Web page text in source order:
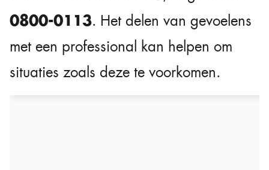
0800-0113. Het delen van gevoelens
met een professional kan helpen om
situaties zoals deze te voorkomen.